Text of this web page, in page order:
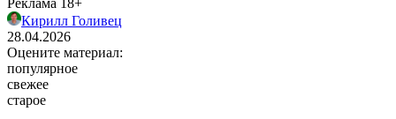
Реклама 18+
Кирилл Голивец
28.04.2026
Оцените материал:
популярное
свежее
старое